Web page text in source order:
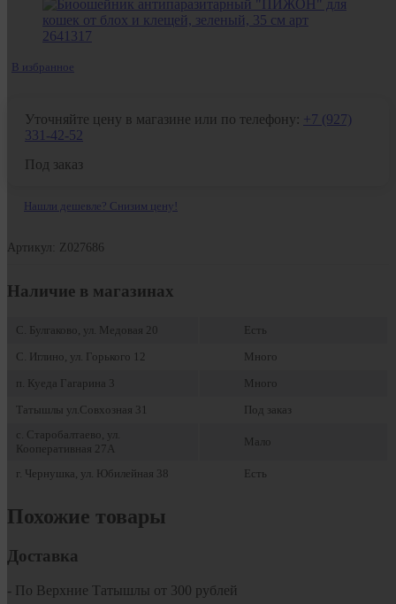
В избранное
Уточняйте цену в магазине или по телефону: +7 (927)
331-42-52
Под заказ
Нашли дешевле? Снизим цену!
Артикул: Z027686
Наличие в магазинах
С. Булгаково, ул. Медовая 20
Есть
С. Иглино, ул. Горького 12
Много
п. Куеда Гагарина 3
Много
Татышлы ул.Совхозная 31
Под заказ
с. Старобалтаево, ул.
Кооперативная 27А
Мало
г. Чернушка, ул. Юбилейная 38 Есть
Похожие товары
Доставка
- По Верхние Татышлы от 300 рублей